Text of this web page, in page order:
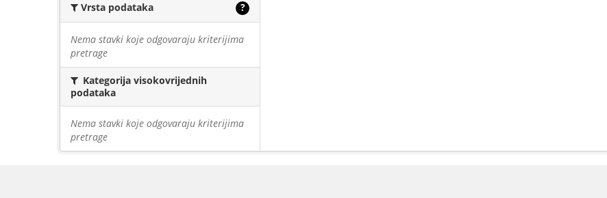
Vrsta podataka ?
Nema stavki koje odgovaraju kriterijima
pretrage
Kategorija visokovrijednih
podataka
Nema stavki koje odgovaraju kriterijima
pretrage